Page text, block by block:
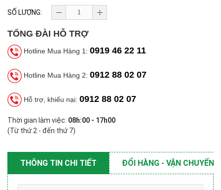
SỐ LƯỢNG:
TỔNG ĐÀI HỖ TRỢ
Hotline Mua Hàng 1: 0919 46 22 11
Hotline Mua Hàng 2: 0912 88 02 07
Hỗ trợ, khiếu nại: 0912 88 02 07
Thời gian làm việc: 08h:00 - 17h00
(Từ thứ 2 - đến thứ 7)
THÔNG TIN CHI TIẾT ĐỔI HÀNG - VẬN CHUYỂN